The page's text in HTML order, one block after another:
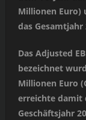
Millionen Euro)
das Gesamtjahr
Das Adjusted
bezeichnet
Millionen Euro
erreichte damit
Geschäftsjahr